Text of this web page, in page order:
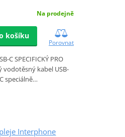
Na prodejně
košíku
Porovnat
C SPECIFICKÝ PRO
vodotěsný kabel USB-
speciálně…
Interphone